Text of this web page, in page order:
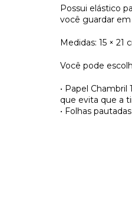
Possui elástico
você guardar
Medidas: 15 × 21
Você pode
• Papel
que evita que a
• Folhas